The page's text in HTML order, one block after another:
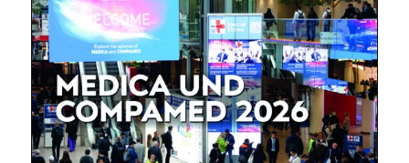
Mit dem |transkript-Newsletter